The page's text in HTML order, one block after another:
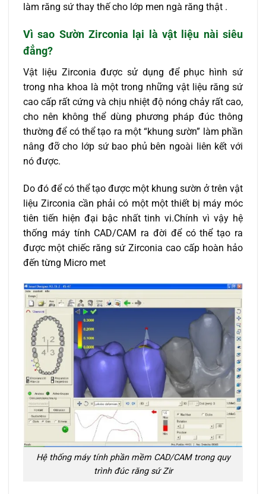
làm răng sứ thay thế cho lớp men ngà răng thật .
Vì sao Sườn Zirconia lại là vật liệu nài siêu
đẳng?
Vật liệu Zirconia được sử dụng để phục hình sứ
trong nha khoa là một trong những vật liệu răng sứ
cao cấp rất cứng và chịu nhiệt độ nóng chảy rất cao,
cho nên không thể dùng phương pháp đúc thông
thường để có thể tạo ra một “khung sườn” làm phần
nâng đỡ cho lớp sứ bao phủ bên ngoài liên kết với
nó được.
Do đó để có thể tạo được một khung sườn ở trên vật
liệu Zirconia cần phải có một một thiết bị máy móc
tiên tiến hiện đại bậc nhất tinh vi.Chính vì vậy hệ
thống máy tính CAD/CAM ra đời để có thể tạo ra
được một chiếc răng sứ Zirconia cao cấp hoàn hảo
đến từng Micro met
Hệ thống máy tính phần mềm CAD/CAM trong quy
trình đúc răng sứ Zir